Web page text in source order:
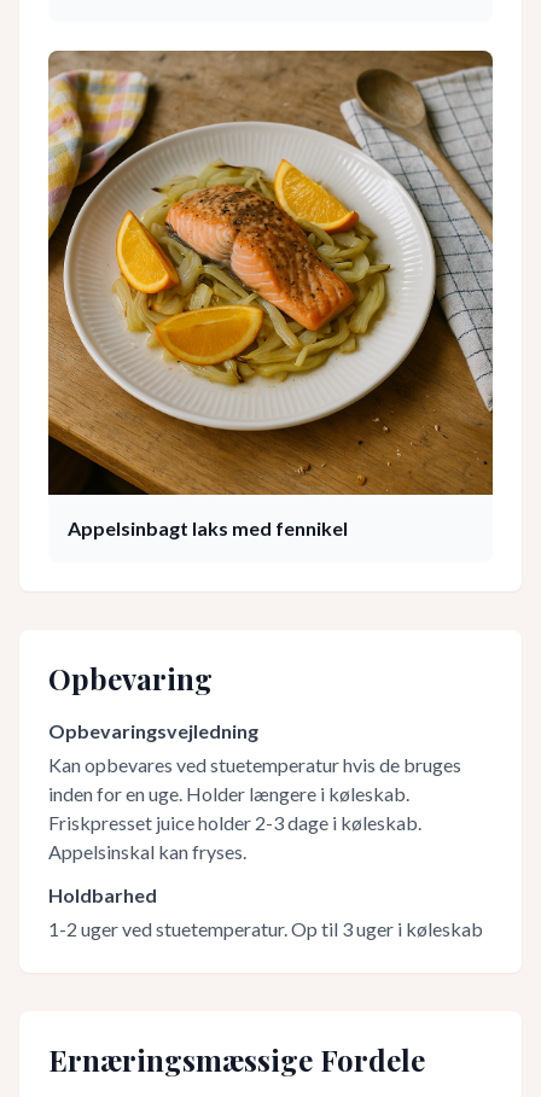
Appelsinbagt laks med fennikel
Opbevaring
Opbevaringsvejledning
Kan opbevares ved stuetemperatur hvis de bruges
inden for en uge. Holder længere i køleskab.
Friskpresset juice holder 2-3 dage i køleskab.
Appelsinskal kan fryses.
Holdbarhed
1-2 uger ved stuetemperatur. Op til 3 uger i køleskab
Ernæringsmæssige Fordele